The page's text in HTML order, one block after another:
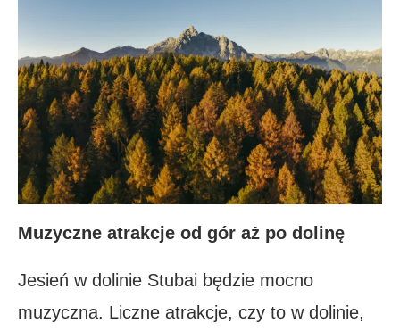
Muzyczne atrakcje od gór aż po dolinę
Jesień w dolinie Stubai będzie mocno
muzyczna. Liczne atrakcje, czy to w dolinie,